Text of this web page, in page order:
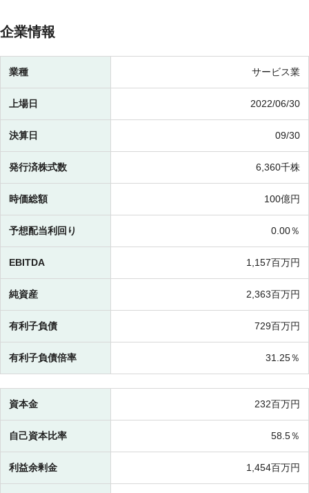
企業情報
業種 サービス業
上場日 2022/06/30
決算日 09/30
発行済株式数 6,360千株
時価総額 100億円
予想配当利回り 0.00％
EBITDA 1,157百万円
純資産 2,363百万円
有利子負債 729百万円
有利子負債倍率 31.25％
資本金 232百万円
自己資本比率 58.5％
利益余剰金 1,454百万円